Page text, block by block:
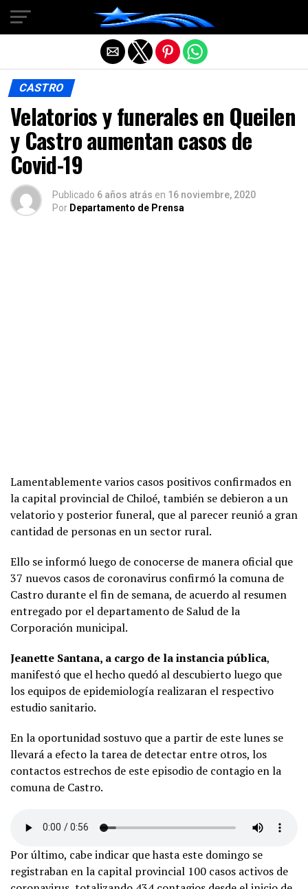
CASTRO
Velatorios y funerales en Queilen
y Castro aumentan casos de
Covid-19
Publicado 6 años atrás en 16 noviembre, 2020
Por Departamento de Prensa
Lamentablemente varios casos positivos confirmados en
la capital provincial de Chiloé, también se debieron a un
velatorio y posterior funeral, que al parecer reunió a gran
cantidad de personas en un sector rural.
Ello se informó luego de conocerse de manera oficial que
37 nuevos casos de coronavirus confirmó la comuna de
Castro durante el fin de semana, de acuerdo al resumen
entregado por el departamento de Salud de la
Corporación municipal.
Jeanette Santana, a cargo de la instancia pública,
manifestó que el hecho quedó al descubierto luego que
los equipos de epidemiología realizaran el respectivo
estudio sanitario.
En la oportunidad sostuvo que a partir de este lunes se
llevará a efecto la tarea de detectar entre otros, los
contactos estrechos de este episodio de contagio en la
comuna de Castro.
Por último, cabe indicar que hasta este domingo se
registraban en la capital provincial 100 casos activos de
Salir de la versión móvil